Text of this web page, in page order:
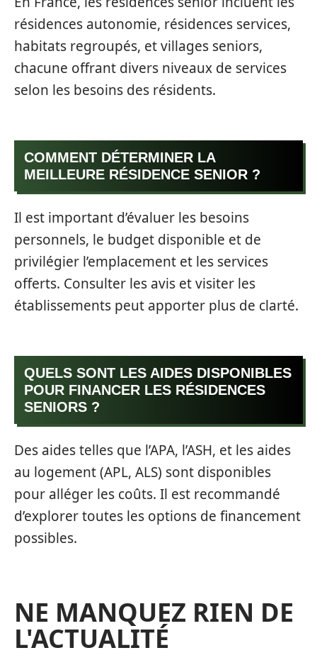
résidences autonomie, résidences services,
habitats regroupés, et villages seniors,
chacune offrant divers niveaux de services
selon les besoins des résidents.
COMMENT DÉTERMINER LA
MEILLEURE RÉSIDENCE SENIOR ?
Il est important d’évaluer les besoins
personnels, le budget disponible et de
privilégier l’emplacement et les services
offerts. Consulter les avis et visiter les
établissements peut apporter plus de clarté.
QUELS SONT LES AIDES DISPONIBLES
POUR FINANCER LES RÉSIDENCES
SENIORS ?
Des aides telles que l’APA, l’ASH, et les aides
au logement (APL, ALS) sont disponibles
pour alléger les coûts. Il est recommandé
d’explorer toutes les options de financement
possibles.
NE MANQUEZ RIEN DE
L'ACTUALITÉ